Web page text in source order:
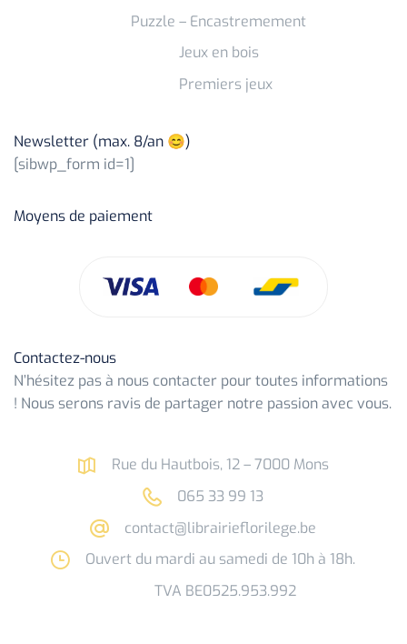
Puzzle – Encastremement
Jeux en bois
Premiers jeux
Newsletter (max. 8/an 😊)
[sibwp_form id=1]
Moyens de paiement
Contactez-nous
N’hésitez pas à nous contacter pour toutes informations
! Nous serons ravis de partager notre passion avec vous.
Rue du Hautbois, 12 – 7000 Mons
065 33 99 13
contact@librairieflorilege.be
Ouvert du mardi au samedi de 10h à 18h.
TVA BE0525.953.992